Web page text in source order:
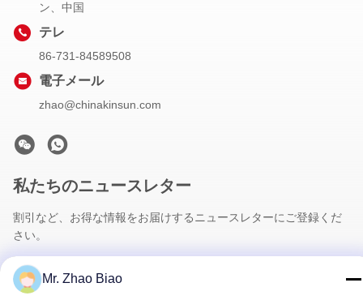
ン、中国
テレ
86-731-84589508
電子メール
zhao@chinakinsun.com
私たちのニュースレター
割引など、お得な情報をお届けするニュースレターにご登録くだ
さい。
Mr. Zhao Biao